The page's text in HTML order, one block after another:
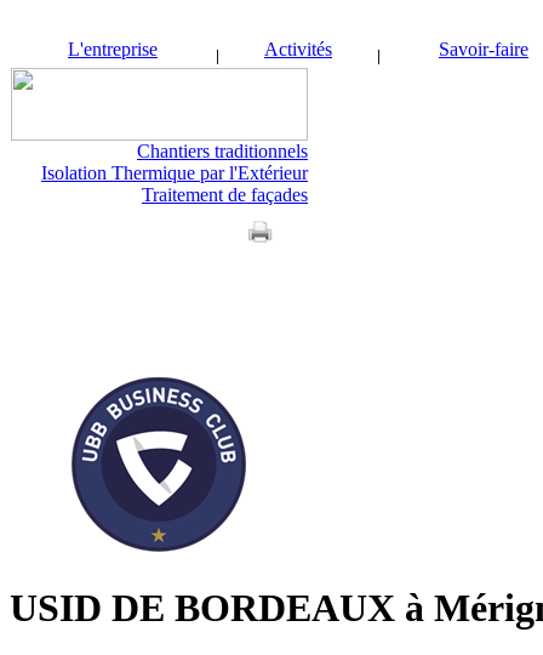
L'entreprise Activités Savoir-faire
Chantiers traditionnels
Isolation Thermique par l'Extérieur
Traitement de façades
USID DE BORDEAUX à